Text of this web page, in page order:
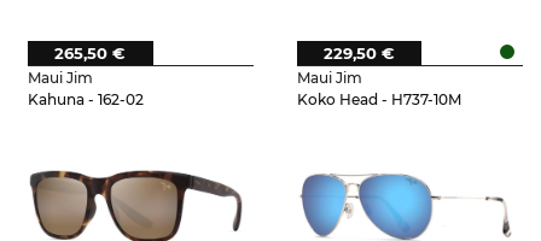
Maui Jim
Kahuna - 162-02
265,50 €
Maui Jim
Koko Head - H737-10M
229,50 €